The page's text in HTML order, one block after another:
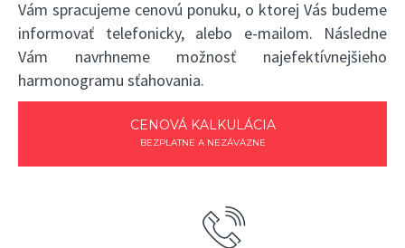
Vám spracujeme cenovú ponuku, o ktorej Vás budeme
informovať telefonicky, alebo e-mailom. Následne
Vám navrhneme možnosť najefektívnejšieho
harmonogramu sťahovania.
CENOVÁ KALKULÁCIA
BEZPLATNE A NEZÁVÄZNE